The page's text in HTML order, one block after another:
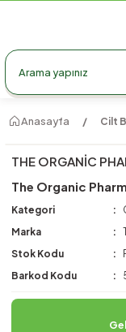
990 TL Üzeri Ücretsiz
Anasayfa Cilt
THE ORGANIC
The Organic
Kategori
Marka
Stok Kodu
Barkod Kodu